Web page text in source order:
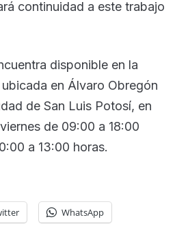
continuidad a este trabajo
disponible en la
en Álvaro Obregón
de San Luis Potosí, en
de 09:00 a 18:00
a 13:00 horas.
WhatsApp